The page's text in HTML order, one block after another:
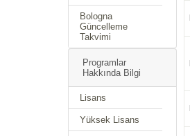
Bologna
Güncelleme
Takvimi
Programlar
Hakkında Bilgi
Lisans
Yüksek Lisans